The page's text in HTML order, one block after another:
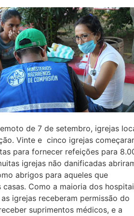
de 7 de setembro, igrejas
Vinte e cinco igrejas
para fornecer refeições para
igrejas não danificadas
abrigos para aqueles que
casas. Como a maioria dos
igrejas receberam permissão do
suprimentos médicos, e a